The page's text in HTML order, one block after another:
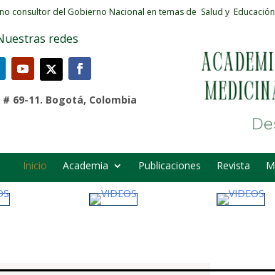
consultor del Gobierno Nacional en temas de Salud y
redes
# 69-11. Bogotá, Colombia
Inicio Academia Publicaciones Revista